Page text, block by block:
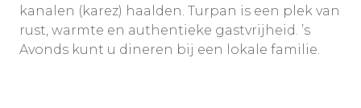
kanalen (karez) haalden. Turpan is een plek van
rust, warmte en authentieke gastvrijheid. ’s
Avonds kunt u dineren bij een lokale familie.